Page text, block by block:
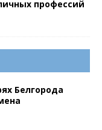
профессий
Белгорода